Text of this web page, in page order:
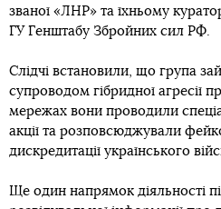
званої «ЛНР» та їхньому
ГУ Генштабу Збройних сил РФ.
Слідчі встановили, що група
супроводом гібридної агресії
мережах вони проводили
акції та розповсюджували
дискредитації українського
Ще один напрямок діяльності